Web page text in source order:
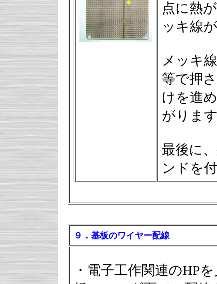
点に熱
ッキ線
メッキ
等で押
けを進
がりま
最後に
ンドを
９．基板のワイヤー配線
・電子工作関連のHP